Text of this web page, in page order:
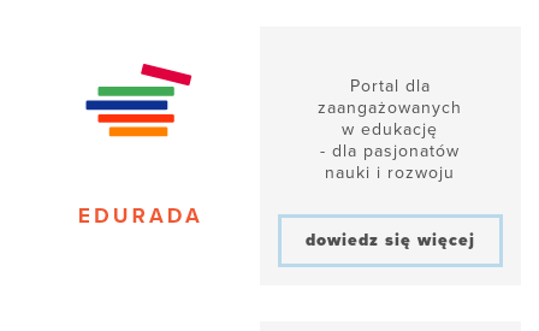
Portal dla
zaangażowanych
w edukację
- dla pasjonatów
nauki i rozwoju
dowiedz się więcej